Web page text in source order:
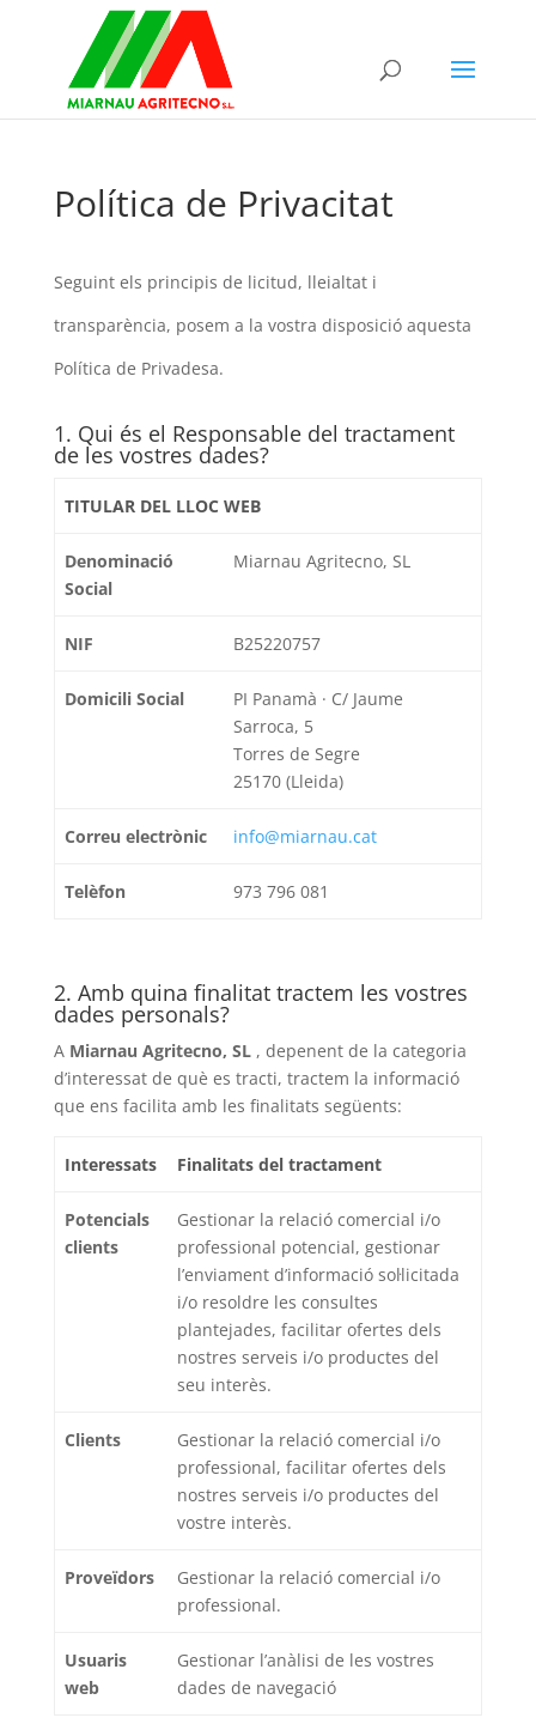
Política de Privacitat
Seguint els principis de licitud, lleialtat i
transparència, posem a la vostra disposició aquesta
Política de Privadesa.
1. Qui és el Responsable del tractament
de les vostres dades?
TITULAR DEL LLOC WEB
Denominació
Social
Miarnau Agritecno, SL
NIF B25220757
Domicili Social
PI Panamà · C/ Jaume
Sarroca, 5
Torres de Segre
25170 (Lleida)
Correu electrònic info@miarnau.cat
Telèfon 973 796 081
2. Amb quina finalitat tractem les vostres
dades personals?
A Miarnau Agritecno, SL, depenent de la categoria
d’interessat de què es tracti, tractem la informació
que ens facilita amb les finalitats següents:
Interessats Finalitats del tractament
Potencials
clients
Gestionar la relació comercial i/o
professional potencial, gestionar
l’enviament d’informació sol·licitada
i/o resoldre les consultes
plantejades, facilitar ofertes dels
nostres serveis i/o productes del
seu interès.
Clients
Gestionar la relació comercial i/o
professional, facilitar ofertes dels
nostres serveis i/o productes del
vostre interès.
Proveïdors
Gestionar la relació comercial i/o
professional.
Usuaris
web
Gestionar l’anàlisi de les vostres
dades de navegació